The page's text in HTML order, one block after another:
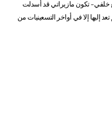
خلفي– تكون مازيراتي قد أسدلت
إليها إلا في أواخر التسعينيات من